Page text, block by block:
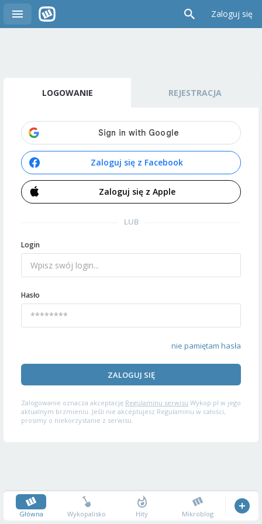
Zaloguj się
LOGOWANIE REJESTRACJA
Zaloguj się z Facebook
Zaloguj się z Apple
LUB
Login
Hasło
nie pamiętam hasła
ZALOGUJ SIĘ
Zalogowanie oznacza akceptację Regulaminu serwisu Wykop.pl w jego
aktualnym brzmieniu. Jeśli nie akceptujesz Regulaminu w całości,
prosimy o niekorzystanie z serwisu.
Główna Wykopalisko Hity Mikroblog